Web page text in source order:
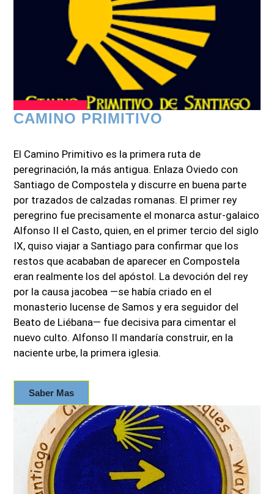
CAMINO PRIMITIVO
El Camino Primitivo es la primera ruta de
peregrinación, la más antigua. Enlaza Oviedo con
Santiago de Compostela y discurre en buena parte
por trazados de calzadas romanas. El primer rey
peregrino fue precisamente el monarca astur-galaico
Alfonso II el Casto, quien, en el primer tercio del siglo
IX, quiso viajar a Santiago para confirmar que los
restos que acababan de aparecer en Compostela
eran realmente los del apóstol. La devoción del rey
por la causa jacobea —se había criado en el
monasterio lucense de Samos y era seguidor del
Beato de Liébana— fue decisiva para cimentar el
nuevo culto. Alfonso II mandaría construir, en la
naciente urbe, la primera iglesia.
Saber Mas